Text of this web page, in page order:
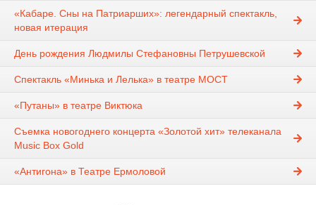
«Кабаре. Сны на Патриарших»: легендарный спектакль,
новая итерация
День рождения Людмилы Стефановны Петрушевской
Спектакль «Минька и Лелька» в театре МОСТ
«Путаны» в театре Виктюка
Съемка новогоднего концерта «Золотой хит» телеканала
Music Box Gold
«Антигона» в Театре Ермоловой